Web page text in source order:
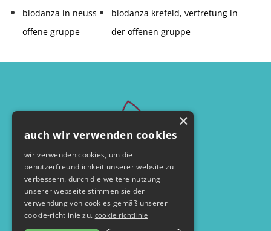
biodanza in neuss
offene gruppe
biodanza krefeld, vertretung in
der offenen gruppe
×
auch wir verwenden cookies
wir verwenden cookies, um die
benutzerfreundlichkeit unserer website zu
verbessern. durch die weitere nutzung
unserer webseite stimmen sie der
verwendung von cookies gemäß unserer
cookie-richtlinie zu. cookie richtlinie